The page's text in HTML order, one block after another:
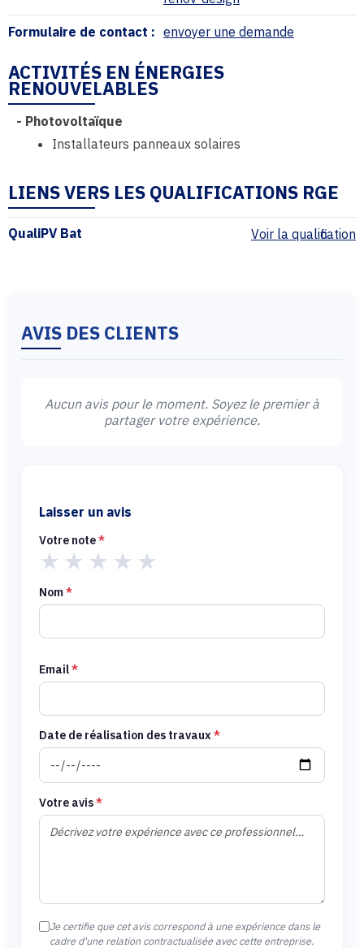
Formulaire de contact : envoyer une demande
ACTIVITÉS EN ÉNERGIES
RENOUVELABLES
- Photovoltaïque
Installateurs panneaux solaires
LIENS VERS LES QUALIFICATIONS RGE
QualiPV Bat Voir la qualification
AVIS DES CLIENTS
Aucun avis pour le moment. Soyez le premier à
partager votre expérience.
Laisser un avis
Votre note*
★ ★ ★ ★ ★
Nom*
Email*
Date de réalisation des travaux *
Votre avis*
Je certifie que cet avis correspond à une expérience dans le
cadre d'une relation contractualisée avec cette entreprise.